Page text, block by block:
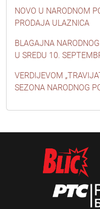
NOVO U NARODNOM
PRODAJA ULAZNICA
BLAGAJNA
U SREDU 10.
VERDIJEVOM
SEZONA NARODNOG